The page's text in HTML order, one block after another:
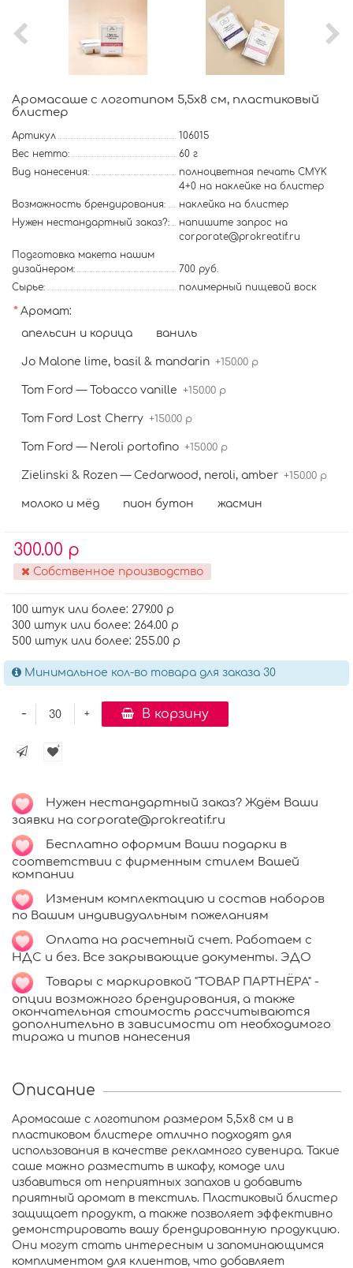
Аромасаше с логотипом 5,5х8 см, пластиковый
блистер
Артикул
106015
Вес нетто:
60 г
Вид нанесения:
полноцветная печать CMYK
4+0 на наклейке на блистер
Возможность брендирования:
наклейка на блистер
Нужен нестандартный заказ?:
напишите запрос на
corporate@prokreatif.ru
Подготовка макета нашим
дизайнером:
700 руб.
Сырье:
полимерный пищевой воск
Аромат:
апельсин и корица
ваниль
Jo Malone lime, basil & mandarin +150.00 р
Tom Ford — Tobacco vanille +150.00 р
Tom Ford Lost Cherry +150.00 р
Tom Ford — Neroli portofino +150.00 р
Zielinski & Rozen — Cedarwood, neroli, amber +150.00 р
молоко и мёд пион бутон жасмин
300.00 р
Собственное производство
100 штук или более: 279.00 р
300 штук или более: 264.00 р
500 штук или более: 255.00 р
Минимальное кол-во товара для заказа 30
+
- В корзину
Нужен нестандартный заказ? Ждём Ваши
заявки на corporate@prokreatif.ru
Бесплатно оформим Ваши подарки в
соответствии с фирменным стилем Вашей
компании
Изменим комплектацию и состав наборов
по Вашим индивидуальным пожеланиям
Оплата на расчетный счет. Работаем с
НДС и без. Все закрывающие документы. ЭДО
Товары с маркировкой "ТОВАР ПАРТНЁРА" -
опции возможного брендирования, а также
окончательная стоимость рассчитываются
дополнительно в зависимости от необходимого
тиража и типов нанесения
Описание
Аромасаше с логотипом размером 5,5х8 см и в
пластиковом блистере отлично подходят для
использования в качестве рекламного сувенира. Такие
саше можно разместить в шкафу, комоде или
избавиться от неприятных запахов и добавить
приятный аромат в текстиль. Пластиковый блистер
защищает продукт, а также позволяет эффективно
демонстрировать вашу брендированную продукцию.
Они могут стать интересным и запоминающимся
комплиментом для клиентов, что добавляет